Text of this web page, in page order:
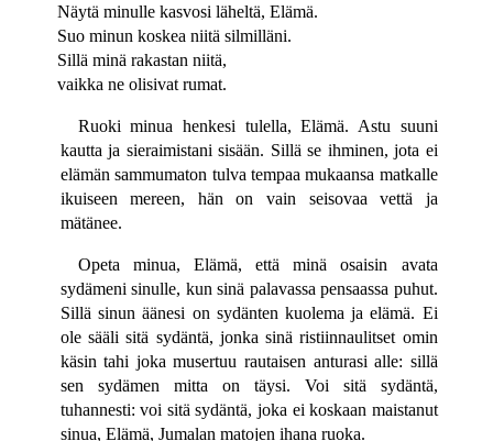
Näytä minulle kasvosi läheltä, Elämä.
Suo minun koskea niitä silmilläni.
Sillä minä rakastan niitä,
vaikka ne olisivat rumat.
Ruoki minua henkesi tulella, Elämä. Astu suuni
kautta ja sieraimistani sisään. Sillä se ihminen, jota ei
elämän sammumaton tulva tempaa mukaansa matkalle
ikuiseen mereen, hän on vain seisovaa vettä ja
mätänee.
Opeta minua, Elämä, että minä osaisin avata
sydämeni sinulle, kun sinä palavassa pensaassa puhut.
Sillä sinun äänesi on sydänten kuolema ja elämä. Ei
ole sääli sitä sydäntä, jonka sinä ristiinnaulitset omin
käsin tahi joka musertuu rautaisen anturasi alle: sillä
sen sydämen mitta on täysi. Voi sitä sydäntä,
tuhannesti: voi sitä sydäntä, joka ei koskaan maistanut
sinua, Elämä, Jumalan matojen ihana ruoka.